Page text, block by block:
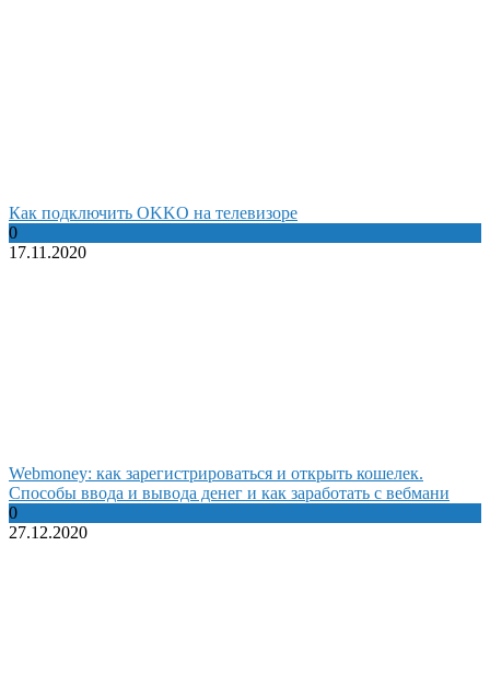
Как подключить OKKO на телевизоре
0
17.11.2020
Webmoney: как зарегистрироваться и открыть кошелек.
Способы ввода и вывода денег и как заработать с вебмани
0
27.12.2020